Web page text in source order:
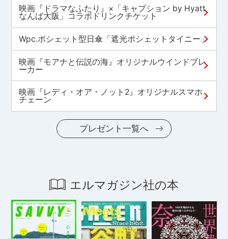
映画『ドラマなふたり』×「キャプション by Hyatt
なんば大阪」コラボドリンクチケット
Wpc.ポシェット型日傘「遮光ポシェットタイニー」
映画『モアナと伝説の海』オリジナルウインドブレ
ーカー
映画『レディ・オア・ノット2』オリジナルスマホ
チェーン
プレゼント一覧へ
エルマガジン社の本